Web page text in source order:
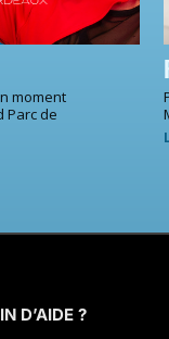
moment
Parc de
D’AIDE ?